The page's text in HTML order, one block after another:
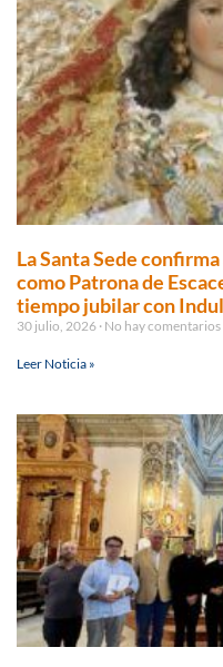
La Santa Sede
como Patrona de
tiempo jubilar con
30 julio, 2026 No hay comentarios
Leer Noticia »